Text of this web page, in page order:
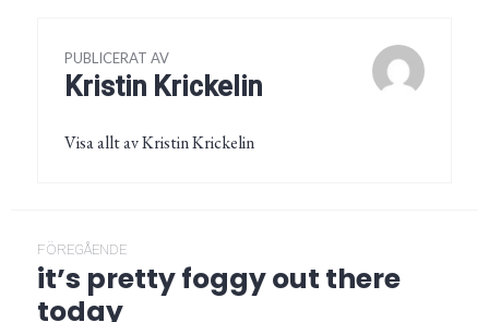
PUBLICERAT AV
Kristin Krickelin
Visa allt av Kristin Krickelin
FÖREGÅENDE
Föregående
post:
it’s pretty foggy out there
today